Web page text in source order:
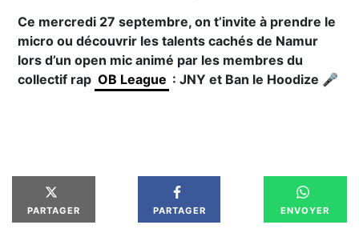
Ce mercredi 27 septembre, on t’invite à prendre le
micro ou découvrir les talents cachés de Namur
lors d’un open mic animé par les membres du
collectif rap OB League : JNY et Ban le Hoodize 🎤
PARTAGER PARTAGER ENVOYER